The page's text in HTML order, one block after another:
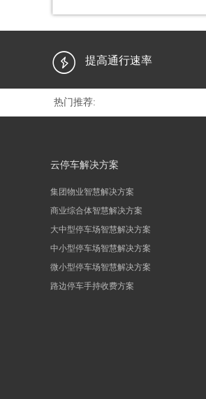
 提高通行速率
热门推荐:
云停车解决方案
集团物业智慧解决方案
商业综合体智慧解决方案
大中型停车场智慧解决方案
中小型停车场智慧解决方案
微小型停车场智慧解决方案
路边停车手持收费方案